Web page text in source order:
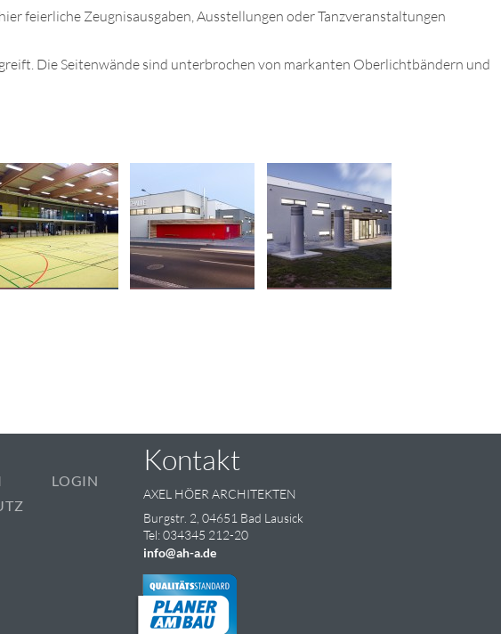
feierliche Zeugnisausgaben, Ausstellungen oder Tanzveranstaltungen
Die Seitenwände sind unterbrochen von markanten Oberlichtbändern und
LOGIN
Kontakt
AXEL HÖER ARCHITEKTEN
Burgstr. 2, 04651 Bad Lausick
Tel: 034345 212-20
info@ah-a.de